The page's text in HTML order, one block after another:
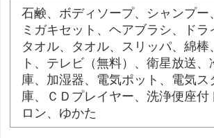
石鹸、ボディソープ、シャンプー
ミガキセット、ヘアブラシ、ドラ
タオル、タオル、スリッパ、綿棒
ト、テレビ（無料）、衛星放送
庫、加湿器、電気ポット、電気ス
庫、ＣＤプレイヤー、洗浄便座付
ロン、ゆかた